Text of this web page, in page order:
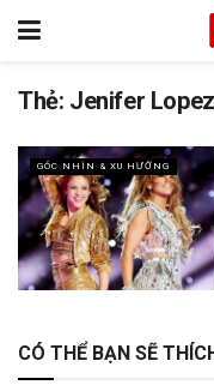
Thẻ: Jenifer Lopez
GÓC NHÌN & XU HƯỚNG
CÓ THỂ BẠN SẼ